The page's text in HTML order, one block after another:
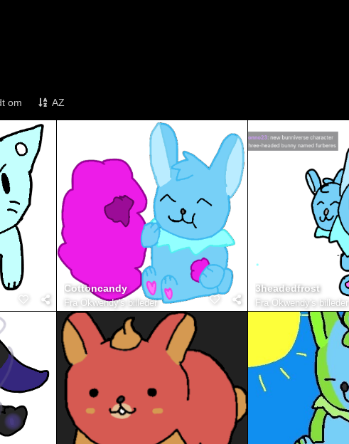
om AZ
Cottoncandy
Fra Okwendy's billeder
3headedfrost
Fra Okwendy's billeder